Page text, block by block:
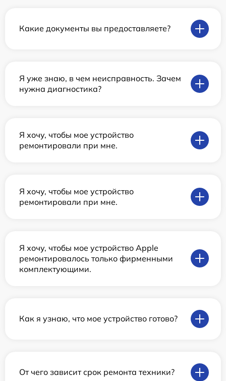
Какие документы вы предоставляете?
Я уже знаю, в чем неисправность. Зачем
нужна диагностика?
Я хочу, чтобы мое устройство
ремонтировали при мне.
Я хочу, чтобы мое устройство
ремонтировали при мне.
Я хочу, чтобы мое устройство Apple
ремонтировалось только фирменными
комплектующими.
Как я узнаю, что мое устройство готово?
От чего зависит срок ремонта техники?